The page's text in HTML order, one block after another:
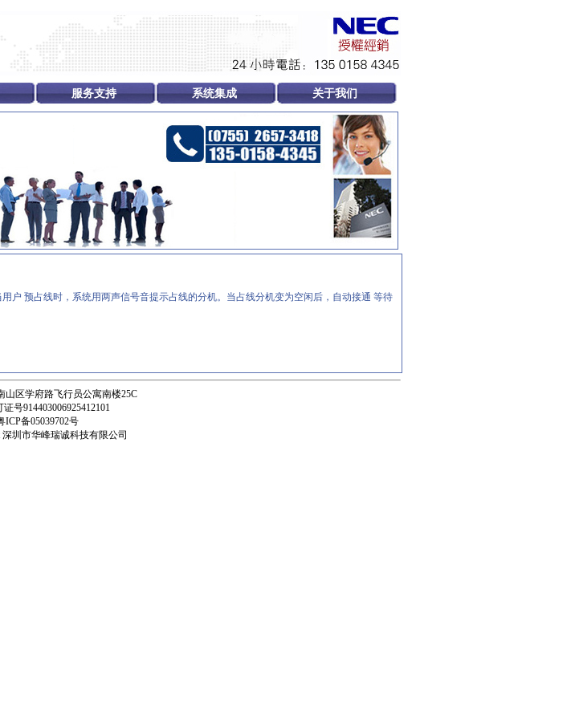
服务支持 系统集成 关于我们
户 预占线时，系统用两声信号音提示占线的分机。当占线分机变为空闲后，自动接通 等待
山区学府路飞行员公寓南楼25C
号914403006925412101
ICP备05039702号
深圳市华峰瑞诚科技有限公司